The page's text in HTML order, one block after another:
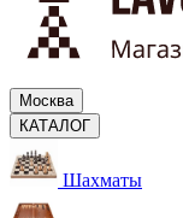
Москва
КАТАЛОГ
Шахматы